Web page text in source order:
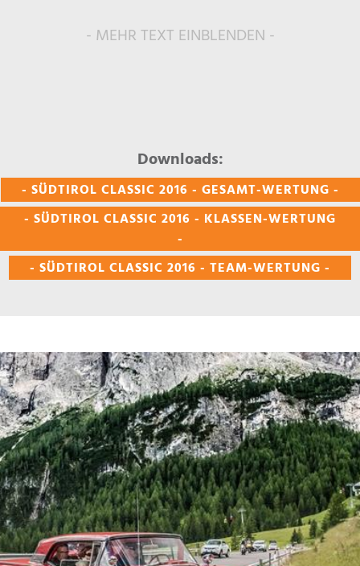
- MEHR TEXT EINBLENDEN -
Downloads:
- SÜDTIROL CLASSIC 2016 - GESAMT-WERTUNG -
- SÜDTIROL CLASSIC 2016 - KLASSEN-WERTUNG
-
- SÜDTIROL CLASSIC 2016 - TEAM-WERTUNG -